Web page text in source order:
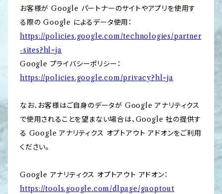
お客様が Google パートナーのサイトやアプリを使用す
る際の Google によるデータ使用：
https://policies.google.com/technologies/partner
-sites?hl=ja
Google プライバシーポリシー：
https://policies.google.com/privacy?hl=ja
なお、お客様はご自身のデータが Google アナリティクス
で使用されることを望まない場合は、Google 社の提供す
る Google アナリティクス オプトアウト アドオンをご利用
ください。
Google アナリティクス オプトアウト アドオン：
https://tools.google.com/dlpage/gaoptout